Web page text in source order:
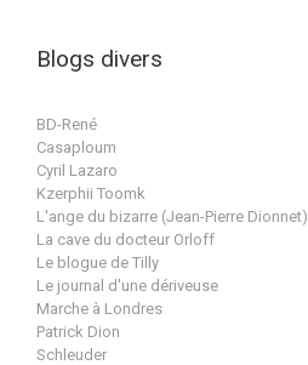
Blogs divers
BD-René
Casaploum
Cyril Lazaro
Kzerphii Toomk
L'ange du bizarre (Jean-Pierre Dionnet)
La cave du docteur Orloff
Le blogue de Tilly
Le journal d'une dériveuse
Marche à Londres
Patrick Dion
Schleuder